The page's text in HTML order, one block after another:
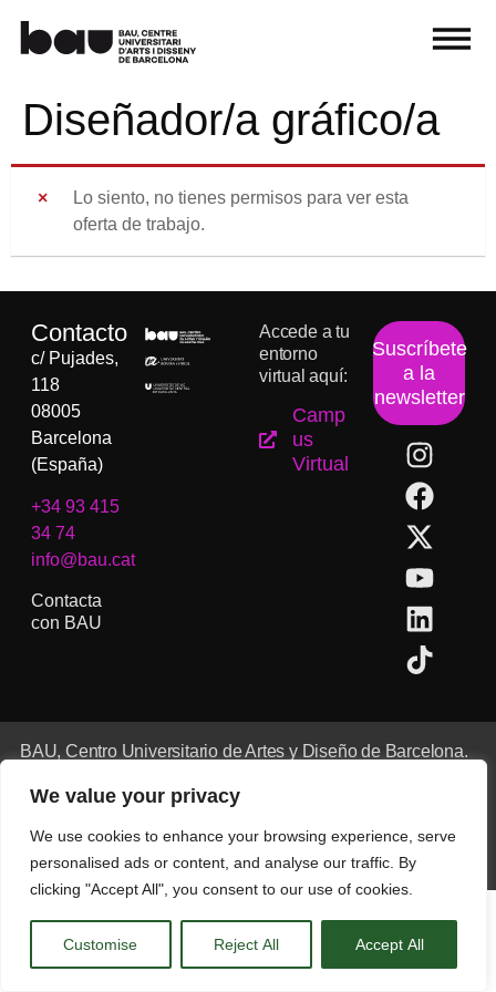
We value your privacy
We use cookies to enhance your browsing experience, serve
personalised ads or content, and analyse our traffic. By
clicking "Accept All", you consent to our use of cookies.
Customise Reject All Accept All
Diseñador/a gráfico/a
Lo siento, no tienes permisos para ver esta
oferta de trabajo.
Contacto
c/ Pujades,
118
08005
Barcelona
(España)
+34 93 415
34 74
info@bau.cat
Contacta
con BAU
Accede a tu
entorno
virtual aquí:
Camp
us
Virtual
Suscríbete
a la
newsletter
BAU, Centro Universitario de Artes y Diseño de Barcelona.
Aviso Legal
CA ES EN(IN)